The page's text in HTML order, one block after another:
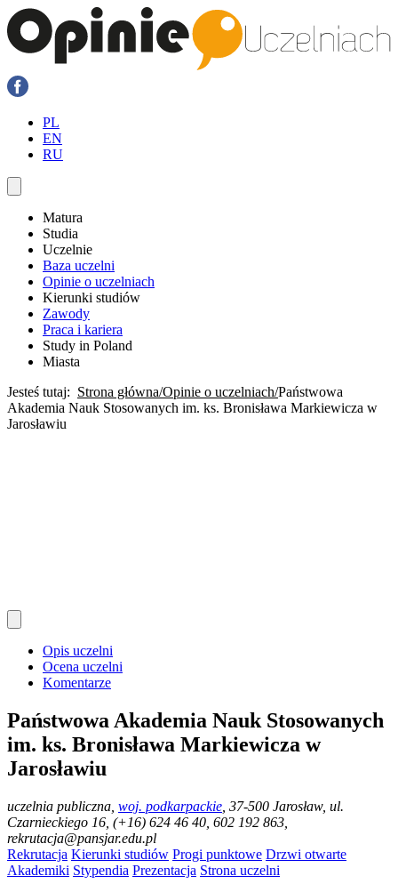
PL
EN
RU
Matura
Studia
Uczelnie
Baza uczelni
Opinie o uczelniach
Kierunki studiów
Zawody
Praca i kariera
Study in Poland
Miasta
Jesteś tutaj: Strona główna Opinie o uczelniach Państwowa
Akademia Nauk Stosowanych im. ks. Bronisława Markiewicza w
Jarosławiu
Opis uczelni
Ocena uczelni
Komentarze
Państwowa Akademia Nauk Stosowanych
im. ks. Bronisława Markiewicza w
Jarosławiu
uczelnia publiczna woj. podkarpackie , 37-500 Jarosław, ul.
Czarnieckiego 16, (+16) 624 46 40, 602 192 863,
rekrutacja@pansjar.edu.pl
Rekrutacja Kierunki studiów Progi punktowe Drzwi otwarte
Akademiki Stypendia Prezentacja Strona uczelni